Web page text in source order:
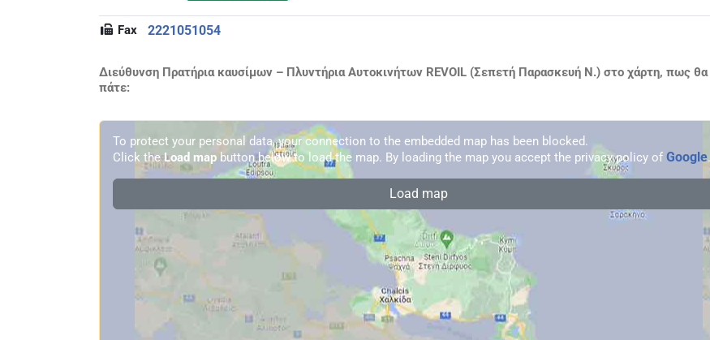
Fax 2221051054
Διεύθυνση Πρατήρια καυσίμων – Πλυντήρια Αυτοκινήτων REVOIL (Σεπετή Παρασκευή Ν.) στο χάρτη, πως θα
πάτε:
To protect your personal data, your connection to the embedded map has been blocked.
Click the Load mapbutton below to load the map. By loading the map you accept the privacy policy of Google.
Load map